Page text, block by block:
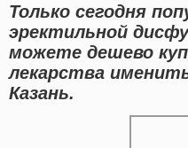
Только сегодня
эректильной
можете дешево
лекарства
Казань.